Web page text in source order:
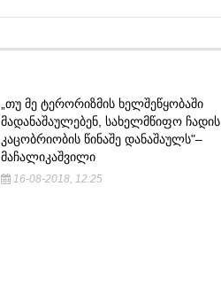
„ᲗᲣ ᲛᲔ ᲢᲔᲠᲝᲠᲘᲖᲛᲘᲡ ᲮᲔᲚᲨᲔᲬᲧᲝᲑᲐᲨᲘ
ᲛᲐᲓᲐᲜᲐᲨᲐᲣᲚᲔᲑᲔᲜ, ᲡᲐᲮᲔᲚᲛᲬᲘᲤᲝ ᲩᲐᲓᲘᲡ
ᲙᲐᲪᲝᲑᲠᲘᲝᲑᲘᲡ ᲬᲘᲜᲐᲨᲔ ᲓᲐᲜᲐᲨᲐᲣᲚᲡ"–
ᲛᲐᲩᲐᲚᲘᲙᲐᲨᲕᲘᲚᲘ
16-08-2018, 12:25